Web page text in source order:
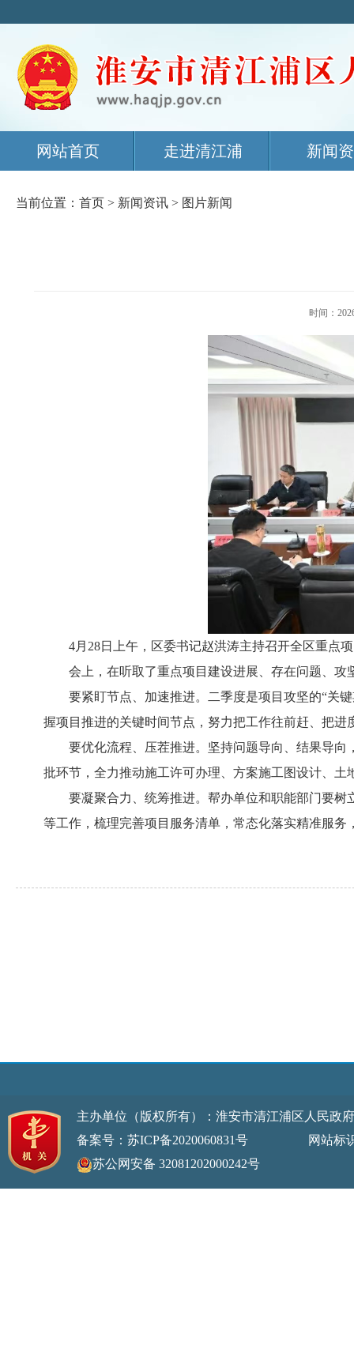
网站首页 走进清江浦 新闻
当前位置： 首页 > 新闻资讯 > 图片新闻
时间：
4月28日上午，区委书记赵洪涛主持召开全区重点
会上，在听取了重点项目建设进展、存在问题、
要紧盯节点、加速推进。二季度是项目攻坚的“关
握项目推进的关键时间节点，努力把工作往前赶、把进
要优化流程、压茬推进。坚持问题导向、结果导
批环节，全力推动施工许可办理、方案施工图设计、
要凝聚合力、统筹推进。帮办单位和职能部门要
等工作，梳理完善项目服务清单，常态化落实精准服
主办单位（版权所有）：淮安市清江浦区人民
备案号：苏ICP备2020060831号
网站标识码
苏公网安备 32081202000242号